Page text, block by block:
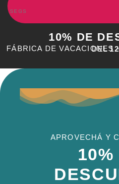
10% DE
FÁBRICA DE VACACIONES – DESPACHOS A PARTIR DEL
SEGS
APROVECHÁ Y
10%